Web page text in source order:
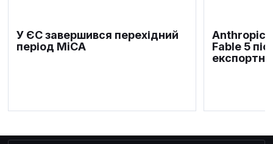
У ЄС завершився перехідний
період MiCA
Anthropic
Fable 5